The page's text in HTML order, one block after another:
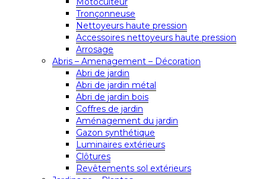
Tronçonneuse
Nettoyeurs haute pression
Accessoires nettoyeurs haute pression
Arrosage
Abris – Amenagement – Décoration
Abri de jardin
Abri de jardin métal
Abri de jardin bois
Coffres de jardin
Aménagement du jardin
Gazon synthétique
Luminaires extérieurs
Clôtures
Revêtements sol extérieurs